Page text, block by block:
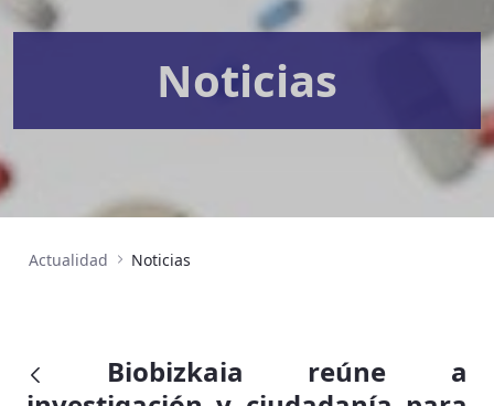
Noticias
Actualidad Noticias
Biobizkaia reúne a